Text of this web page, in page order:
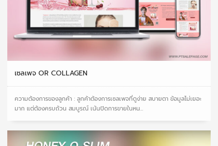
เซลเพจ OR COLLAGEN
ความต้องการของลูกค้า : ลูกค้าต้องการเซลเพจที่ดูง่าย สบายตา ข้อมูลไม่เยอะ
มาก แต่ต้องครบถ้วน สมบูรณ์ เน้นปิดการขายในหน...